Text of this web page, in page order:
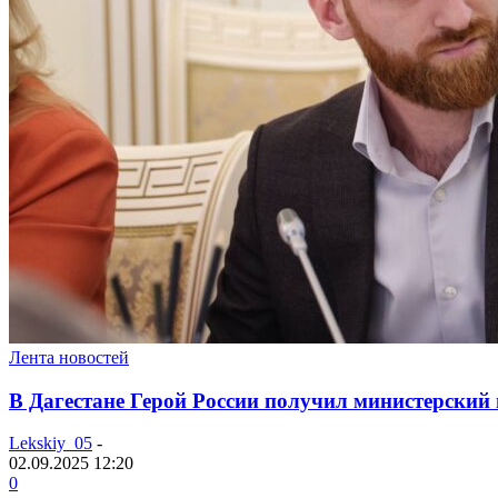
Лента новостей
В Дагестане Герой России получил министерский
Lekskiy_05 -
02.09.2025 12:20
0